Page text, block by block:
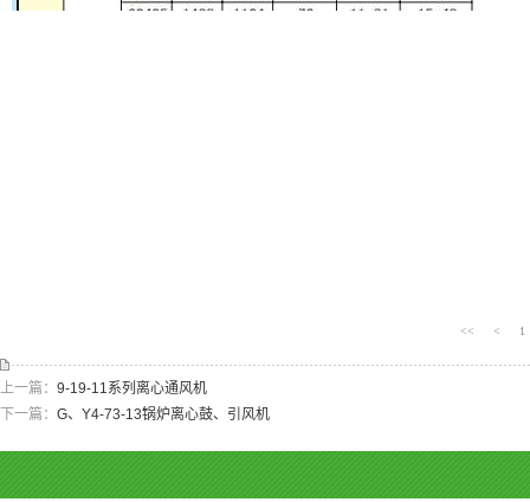
<< < 1
上一篇： 9-19-11系列离心通风机
下一篇： G、Y4-73-13锅炉离心鼓、引风机